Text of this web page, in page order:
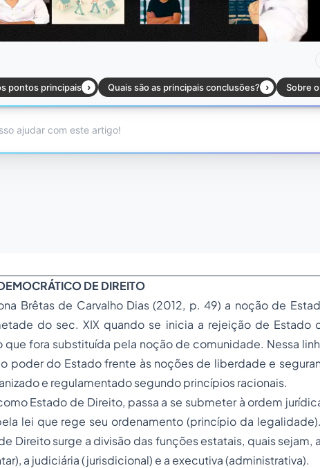
DE DIREITO
Brêtas de Carvalho Dias (2012, p. 49) a noção de
do sec. XIX quando se inicia a rejeição de Estado
fora substituída pela noção de comunidade. Nessa
poder do Estado frente às noções de liberdade e
e regulamentado segundo princípios racionais.
Estado de Direito, passa a se submeter à ordem
lei que rege seu ordenamento (princípio da
Direito surge a divisão das funções estatais, quais sejam,
a judiciária (jurisdicional) e a executiva (administrativa).